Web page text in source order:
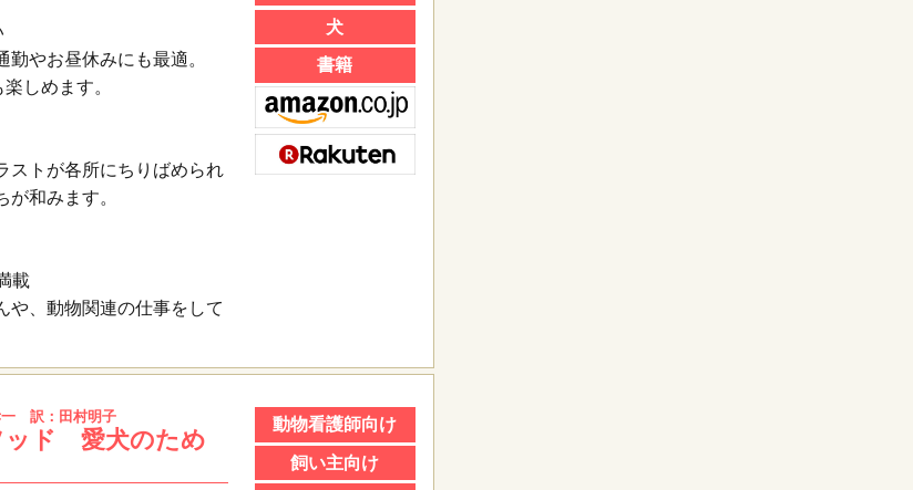
やお昼休みにも最適。
しめます。
トが各所にちりばめられ
和みます。
載
、動物関連の仕事をして
犬
書籍
一 訳：田村明子
ッド 愛犬のため
動物看護師向け
飼い主向け